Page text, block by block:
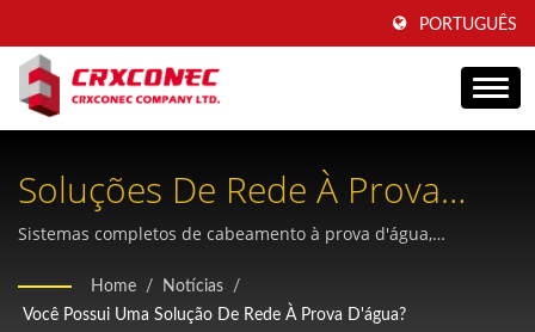
PORTUGUÊS
Soluções De Rede À Prova
D'água IP68 Para Ambientes
Extremos
Sistemas completos de cabeamento à prova d'água,
externos e industriais, com qualidade e confiabilidade
certificadas.
Home / Notícias
/
Você Possui Uma Solução De Rede À Prova D'água?